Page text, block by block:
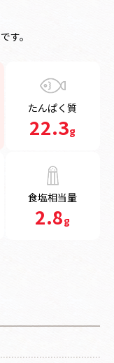
す。
たんぱく質
22.3g
食塩相当量
2.8g